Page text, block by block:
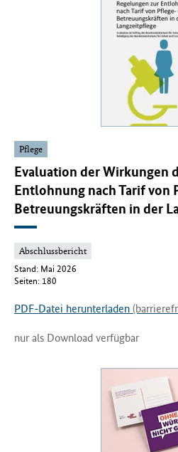
Pflege
Evaluation der Wirkungen
Entlohnung nach Tarif von
Betreuungskräften in der
Abschlussbericht
Stand: Mai 2026
Seiten: 180
PDF-Datei herunterladen
nur als Download verfügbar